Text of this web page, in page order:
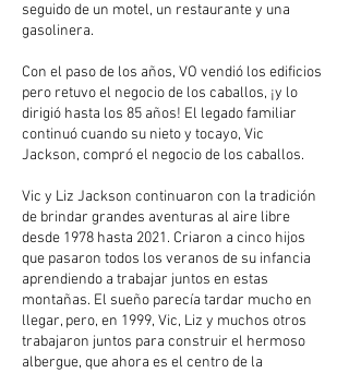
seguido de un motel, un restaurante y una
gasolinera.
Con el paso de los años, VO vendió los edificios
pero retuvo el negocio de los caballos, ¡y lo
dirigió hasta los 85 años! El legado familiar
continuó cuando su nieto y tocayo, Vic
Jackson, compró el negocio de los caballos.
Vic y Liz Jackson continuaron con la tradición
de brindar grandes aventuras al aire libre
desde 1978 hasta 2021. Criaron a cinco hijos
que pasaron todos los veranos de su infancia
aprendiendo a trabajar juntos en estas
montañas. El sueño parecía tardar mucho en
llegar, pero, en 1999, Vic, Liz y muchos otros
trabajaron juntos para construir el hermoso
albergue, que ahora es el centro de la